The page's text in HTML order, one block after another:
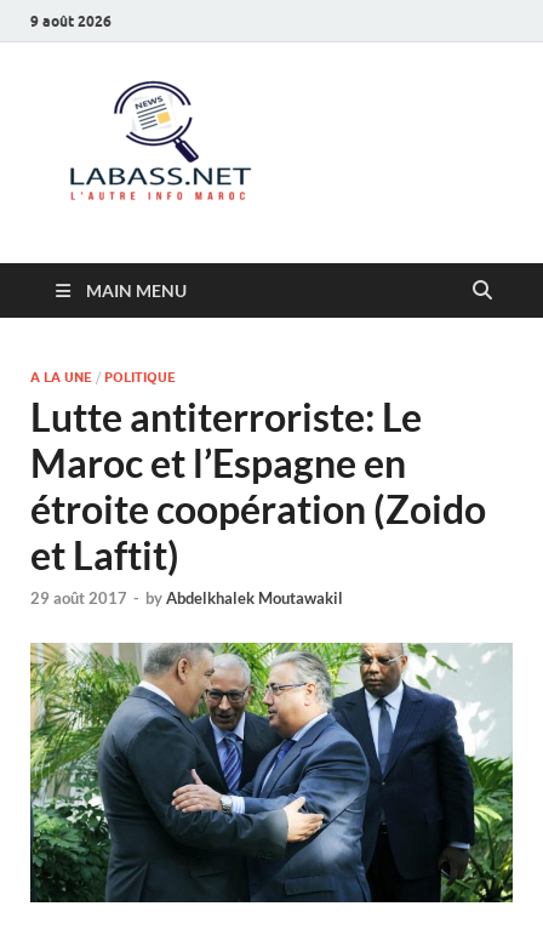
9 août 2026
MAIN MENU
A LA UNE / POLITIQUE
Lutte antiterroriste: Le
Maroc et l’Espagne en
étroite coopération (Zoido
et Laftit)
29 août 2017 - byAbdelkhalek Moutawakil